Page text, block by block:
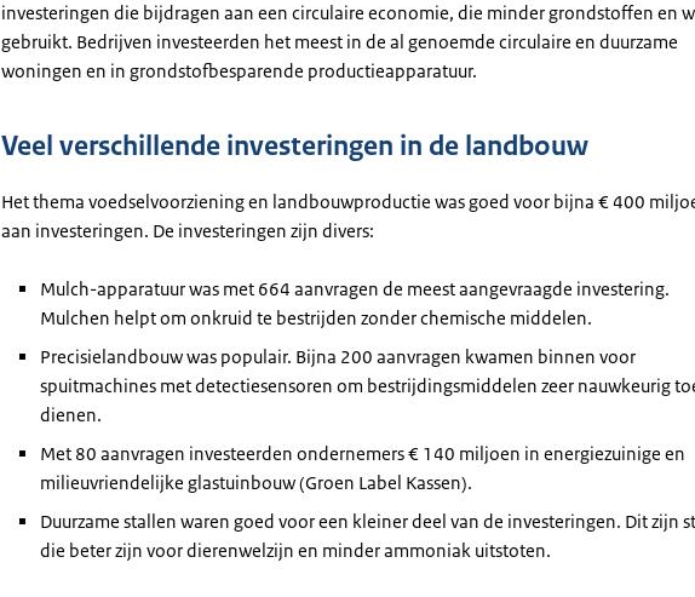
investeringen die bijdragen aan een circulaire economie, die minder grondstoffen en
gebruikt. Bedrijven investeerden het meest in de al genoemde circulaire en duurzame
woningen en in grondstofbesparende productieapparatuur.
Veel verschillende investeringen in de landbouw
Het thema voedselvoorziening en landbouwproductie was goed voor bijna € 400
aan investeringen. De investeringen zijn divers:
Mulch-apparatuur was met 664 aanvragen de meest aangevraagde investering.
Mulchen helpt om onkruid te bestrijden zonder chemische middelen.
Precisielandbouw was populair. Bijna 200 aanvragen kwamen binnen voor
spuitmachines met detectiesensoren om bestrijdingsmiddelen zeer nauwkeurig
dienen.
Met 80 aanvragen investeerden ondernemers € 140 miljoen in energiezuinige en
milieuvriendelijke glastuinbouw (Groen Label Kassen).
Duurzame stallen waren goed voor een kleiner deel van de investeringen. Dit zijn
die beter zijn voor dierenwelzijn en minder ammoniak uitstoten.